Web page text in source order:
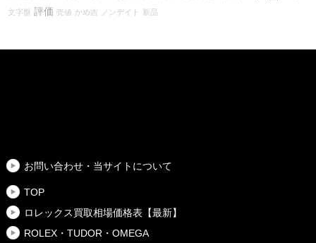
文字盤 評価 売値 かめ吉 ノンデイト 新品
お問い合わせ・当サイトについて
TOP
ロレックス買取相場価格表【最新】
ROLEX・TUDOR・OMEGA